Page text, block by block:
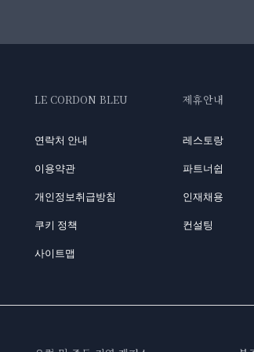
LE CORDON BLEU
연락처 안내
이용약관
개인정보취급방침
쿠키 정책
사이트맵
제휴안내
레스토랑
파트너쉽
인재채용
컨설팅